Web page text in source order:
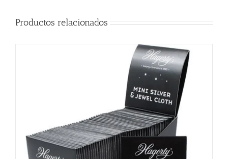
Productos relacionados